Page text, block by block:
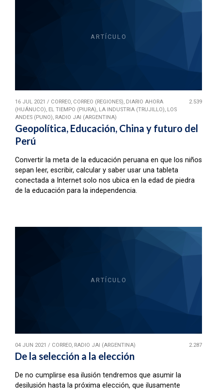
ARTÍCULO
16 JUL 2021 / CORREO, CORREO (REGIONES), DIARIO AHORA
(HUÁNUCO), EL TIEMPO (PIURA), LA INDUSTRIA (TRUJILLO), LOS
ANDES (PUNO), RADIO JAI (ARGENTINA)
2.539
Geopolítica, Educación, China y futuro del
Perú
Convertir la meta de la educación peruana en que los niños
sepan leer, escribir, calcular y saber usar una tableta
conectada a Internet solo nos ubica en la edad de piedra
de la educación para la independencia.
ARTÍCULO
04 JUN 2021 / CORREO, RADIO JAI (ARGENTINA) 2.287
De la selección a la elección
De no cumplirse esa ilusión tendremos que asumir la
desilusión hasta la próxima elección, que ilusamente